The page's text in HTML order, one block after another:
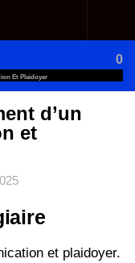
0
Et Plaidoyer
d’un
et
et plaidoyer.